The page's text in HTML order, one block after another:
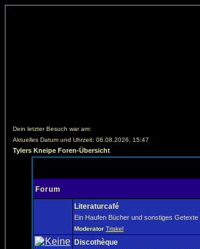
Dein letzter Besuch war am:
Aktuelles Datum und Uhrzeit: 06.08.2026, 15:47
Tylers Kneipe Foren-Übersicht
Forum
Literaturcafé
Ein Haufen Bücher und sonstiges Getexte
Moderator Triskel
Discothèque